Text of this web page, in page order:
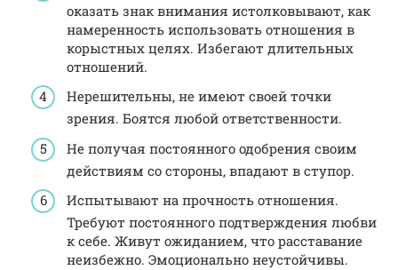
оказать знак внимания истолковывают, как
намеренность использовать отношения в
корыстных целях. Избегают длительных
отношений.
Нерешительны, не имеют своей точки
зрения. Боятся любой ответственности.
Не получая постоянного одобрения своим
действиям со стороны, впадают в ступор.
Испытывают на прочность отношения.
Требуют постоянного подтверждения любви
к себе. Живут ожиданием, что расставание
неизбежно. Эмоционально неустойчивы.